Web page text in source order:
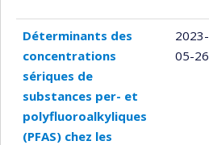
Déterminants des
concentrations
sériques de
substances per- et
polyfluoroalkyliques
(PFAS) chez les
2023-
05-26